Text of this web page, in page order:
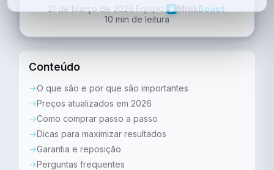
21 de Março de 2026 Equipo MitikBoost·
10 min de leitura
Conteúdo
O que são e por que são importantes
Preços atualizados em 2026
Como comprar passo a passo
Dicas para maximizar resultados
Garantia e reposição
Perguntas frequentes